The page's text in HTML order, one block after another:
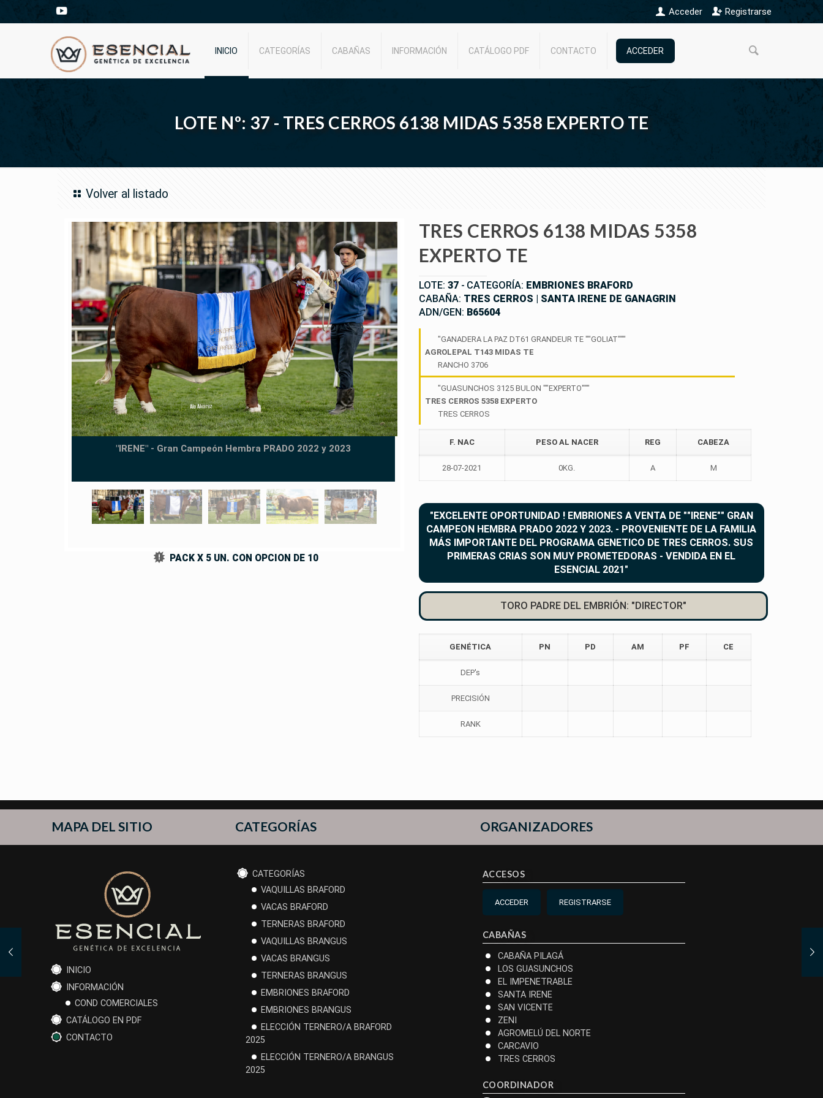
Acceder Registrarse
INICIO CATEGORÍAS CABAÑAS INFORMACIÓN CATÁLOGO PDF CONTACTO ACCEDER
LOTE Nº: 37 - TRES CERROS 6138 MIDAS 5358 EXPERTO TE
Volver al listado
"IRENE" - Gran Campeón Hembra PRADO 2022 y 2023
TRES CERROS 5358 EXPERTO 6730
COLOSO TE
TRES
PACK X 5 UN. CON OPCION DE 10
TRES CERROS 6138 MIDAS 5358
EXPERTO TE
LOTE: 37- CATEGORÍA: EMBRIONES BRAFORD
CABAÑA: TRES CERROS | SANTA IRENE DE GANAGRIN
ADN/GEN: B65604
"GANADERA LA PAZ DT61 GRANDEUR TE ""GOLIAT"""
AGROLEPAL T143 MIDAS TE
RANCHO 3706
"GUASUNCHOS 3125 BULON ""EXPERTO"""
TRES CERROS 5358 EXPERTO
TRES CERROS
F. NAC PESO AL NACER REG CABEZA
28-07-2021 0KG. A M
"EXCELENTE OPORTUNIDAD ! EMBRIONES A VENTA DE ""IRENE"" GRAN
CAMPEON HEMBRA PRADO 2022 Y 2023. - PROVENIENTE DE LA FAMILIA
MÁS IMPORTANTE DEL PROGRAMA GENETICO DE TRES CERROS. SUS
PRIMERAS CRIAS SON MUY PROMETEDORAS - VENDIDA EN EL
ESENCIAL 2021"
TORO PADRE DEL EMBRIÓN: "DIRECTOR"
GENÉTICA PN PD AM PF CE
DEP's
PRECISIÓN
RANK
MAPA DEL SITIO
INICIO
INFORMACIÓN
COND COMERCIALES
CATÁLOGO EN PDF
CONTACTO
CATEGORÍAS
CATEGORÍAS
VAQUILLAS BRAFORD
VACAS BRAFORD
TERNERAS BRAFORD
VAQUILLAS BRANGUS
VACAS BRANGUS
TERNERAS BRANGUS
EMBRIONES BRAFORD
EMBRIONES BRANGUS
ELECCIÓN TERNERO/A BRAFORD
2025
ELECCIÓN TERNERO/A BRANGUS
2025
ORGANIZADORES
ACCESOS
ACCEDER REGISTRARSE
CABAÑAS
CABAÑA PILAGÁ
LOS GUASUNCHOS
EL IMPENETRABLE
SANTA IRENE
SAN VICENTE
ZENI
AGROMELÚ DEL NORTE
CARCAVIO
TRES CERROS
COORDINADOR